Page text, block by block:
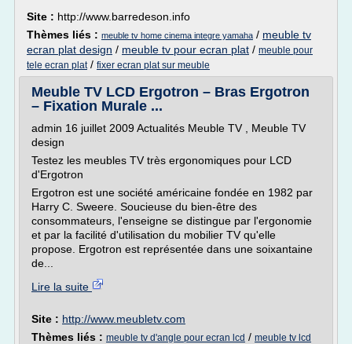
Site : http://www.barredeson.info
Thèmes liés : meuble tv home cinema integre yamaha / meuble tv
ecran plat design / meuble tv pour ecran plat / meuble pour
tele ecran plat/ fixer ecran plat sur meuble
Meuble TV LCD Ergotron – Bras Ergotron
– Fixation Murale ...
admin 16 juillet 2009 Actualités Meuble TV , Meuble TV
design
Testez les meubles TV très ergonomiques pour LCD
d'Ergotron
Ergotron est une société américaine fondée en 1982 par
Harry C. Sweere. Soucieuse du bien-être des
consommateurs, l'enseigne se distingue par l'ergonomie
et par la facilité d'utilisation du mobilier TV qu'elle
propose. Ergotron est représentée dans une soixantaine
de...
Lire la suite
Site : http://www.meubletv.com
Thèmes liés : meuble tv d'angle pour ecran lcd / meuble tv lcd